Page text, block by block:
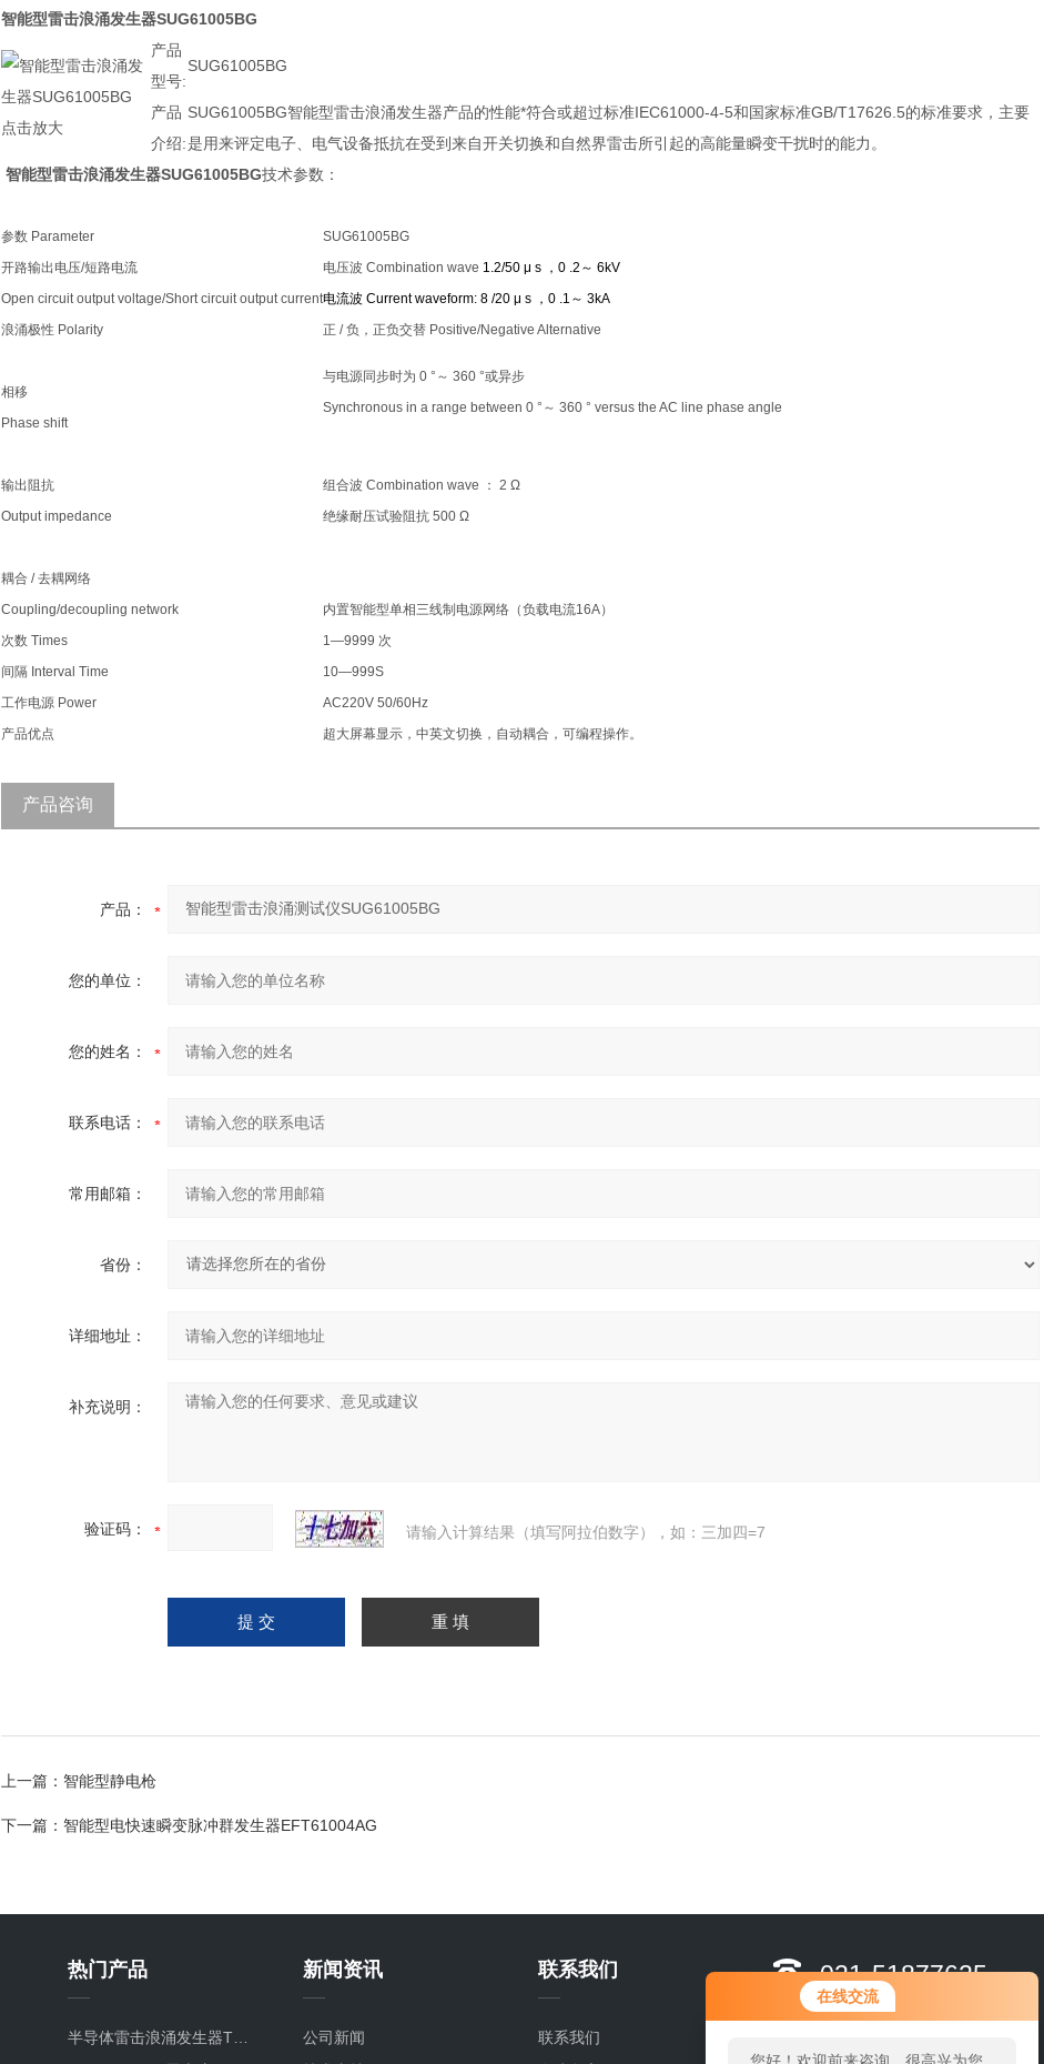
在线交流
您好！欢迎前来咨询，很高兴为您
服务，请问您要咨询什么问题呢？
智能型雷击浪涌发生器SUG61005BG
点击放大
产品
型号:
SUG61005BG
产品
介绍:
SUG61005BG智能型雷击浪涌发生器产品的性能*符合或超过标准IEC61000-4-5和国家标准GB/T17626.5的标准要求，主要
是用来评定电子、电气设备抵抗在受到来自开关切换和自然界雷击所引起的高能量瞬变干扰时的能力。
智能型雷击浪涌发生器SUG61005BG技术参数：
参数 Parameter
SUG61005BG
开路输出电压/短路电流
Open circuit output voltage/Short circuit output current
电压波 Combination wave 1.2/50 μ s ， 0 .2 ～ 6kV
电流波 Current waveform: 8 /20 μ s ， 0 .1 ～ 3kA
浪涌极性 Polarity 正 /负，正负交替 Positive/Negative Alternative
相移
Phase shift
与电源同步时为 0 ° ～ 360 °或异步
Synchronous in a range between 0 ° ～ 360 ° versus the AC line phase angle
输出阻抗
Output impedance
组合波 Combination wave ： 2 Ω
绝缘耐压试验阻抗 500 Ω
耦合 /去耦网络
Coupling/decoupling network
内置智能型单相三线制电源网络（负载电流16A）
次数 Times 1—9999 次
间隔 Interval Time
10—999S
工作电源 Power
AC220V 50/60Hz
产品优点
超大屏幕显示，中英文切换，自动耦合，可编程操作。
产品咨询
产品：
您的单位：
您的姓名：
联系电话：
常用邮箱：
省份：
详细地址：
补充说明：
验证码： 请输入计算结果（填写阿拉伯数字），如：三加四=7
上一篇： 智能型静电枪
下一篇： 智能型电快速瞬变脉冲群发生器EFT61004AG
热门产品
半导体雷击浪涌发生器TVS8/20TC
新闻资讯
公司新闻
联系我们
联系我们
021-51877625-
8628